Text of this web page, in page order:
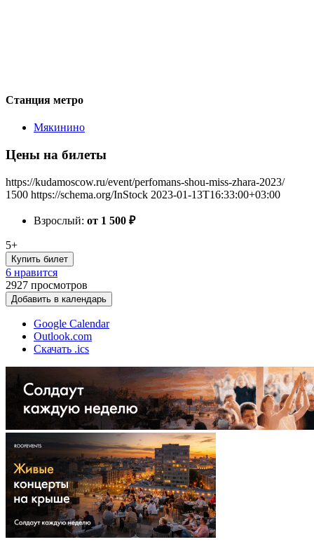
Станция метро
Мякинино
Цены на билеты
https://kudamoscow.ru/event/perfomans-shou-miss-zhara-2023/
1500 https://schema.org/InStock 2023-01-13T16:33:00+03:00
Взрослый: от 1 500 ₽
5+
Купить билет
6 нравится
2927 просмотров
Добавить в календарь
Google Calendar
Outlook.com
Скачать .ics